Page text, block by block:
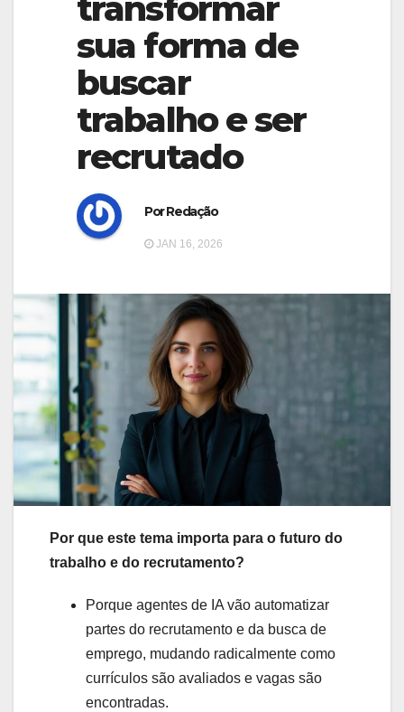
transformar
sua forma de
buscar
trabalho e ser
recrutado
Por Redação
JAN 16, 2026
Por que este tema importa para o futuro do
trabalho e do recrutamento?
Porque agentes de IA vão automatizar
partes do recrutamento e da busca de
emprego, mudando radicalmente como
currículos são avaliados e vagas são
encontradas.